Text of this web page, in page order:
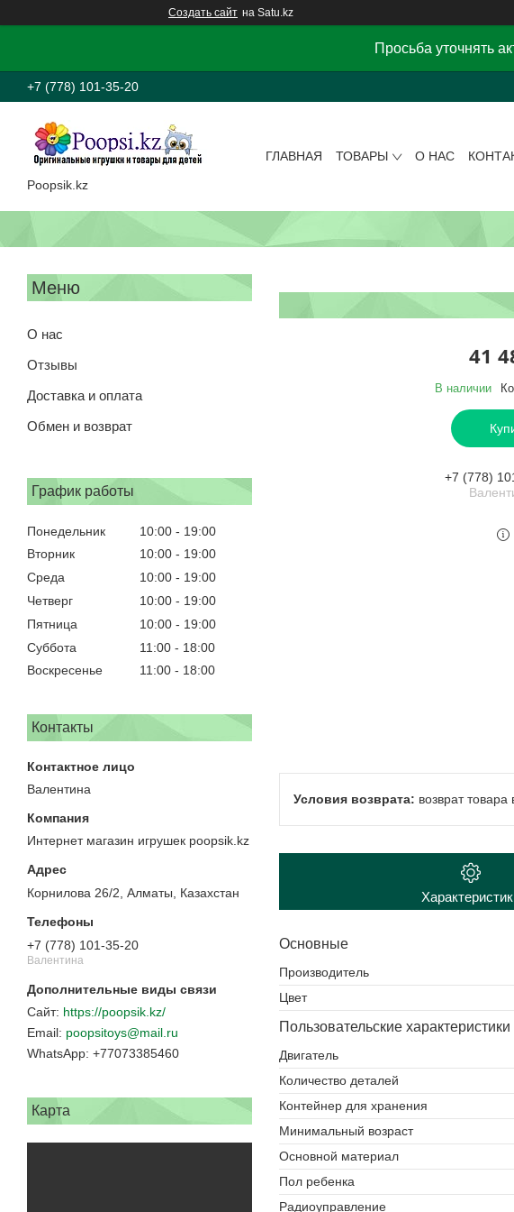
Создать сайт на Satu.kz
Просьба уточнять
+7 (778) 101-35-20
Poopsik.kz
ГЛАВНАЯ ТОВАРЫ О НАС
О нас
Отзывы
Доставка и оплата
Обмен и возврат
График работы
Понедельник 10:00
19:00
Вторник
10:00
19:00
Среда
10:00
19:00
Четверг
10:00
19:00
Пятница
10:00
19:00
Суббота
11:00
18:00
Воскресенье
11:00 18:00
Контакты
Валентина
Интернет магазин игрушек poopsik.kz
Корнилова 26/2, Алматы, Казахстан
+7 (778) 101-35-20
Валентина
https://poopsik.kz/
poopsitoys@mail.ru
+77073385460
Карта
41
В наличии
+7 (778)
возврат
Основные
Производитель
Цвет
Пользовательские характеристики
Двигатель
Количество деталей
Контейнер для хранения
Минимальный возраст
Основной материал
Пол ребенка
Радиоуправление